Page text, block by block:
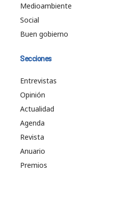
Medioambiente
Social
Buen gobierno
Secciones
Entrevistas
Opinión
Actualidad
Agenda
Revista
Anuario
Premios